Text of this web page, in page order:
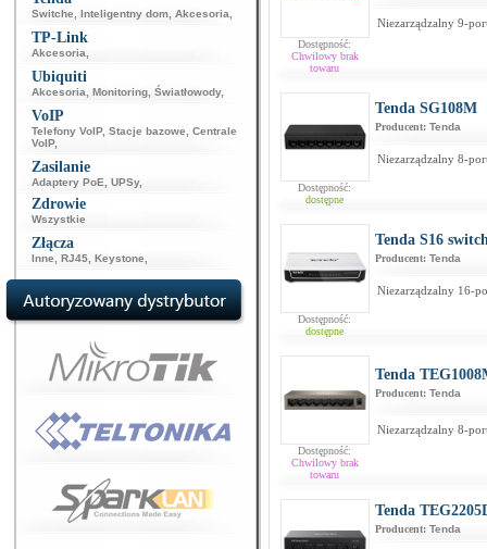
Switche Inteligentny dom Akcesoria
TP-Link
Akcesoria
Ubiquiti
Akcesoria Monitoring Światłowody,
VoIP
Telefony VoIP, Stacje bazowe
Centrale
VoIP,
Zasilanie
Adaptery PoE UPSy,
Zdrowie
Wszystkie
Złącza
Inne RJ45 Keystone
Dostępność:
Chwilowy brak
towaru
Niezarządzalny 9-
Dostępność:
dostępne
Tenda SG108M
Producent: Tenda
Niezarządzalny 8-
Dostępność:
dostępne
Tenda S16
Producent: Tenda
Niezarządzalny 16-
Dostępność:
Chwilowy brak
towaru
Tenda
Producent: Tenda
Niezarządzalny 8-
Tenda
Producent: Tenda